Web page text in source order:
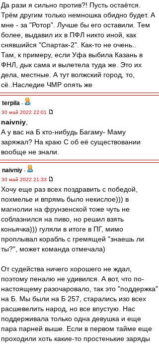
Да рази я сильно против?! Пусть остаётся.
Трём другим только немношка обидно будет. А
мне - за "Ротор". Лучше бы его оставили. Тем
более, выдавил их в ПФЛ никто иной, как
снявшийся "Спартак-2". Как-то не очень..
Там, к примеру, если Уфа выбила Казань в
ФНЛ, дык сама и вылетела туда же. Это их
дела, местные. А тут волжский город, то,
сё..Наследие ЧМР опять же
terpila -
30 май 2022 22:01
naivniy
А у вас на Б кто-нибудь Багаму- Маму
заряжал? На краю С об её существовании
вообще не знали.
naivniy -
30 май 2022 21:33
Хочу еще раз всех поздравить с победой,
похмелье и впрямь было некислое))) в
магнолии на фрунзенской тоже чуть не
соблазнился на пиво, но решил взять
коньячка))) гуляли в итоге в ПГ, мимо
проплывал корабль с гремящей "знаешь ли
ты?", может команда отмечала)
От судейства ничего хорошего не ждал,
поэтому пеналю не удивился. А вот, что по-
настоящему разочаровало, так это "поддержка"
на Б. Мы были на Б 257, старались изо всех
расшевелить народ, но все впустую. Нас
поддерживала только одна девушка и еще
пара парней выше. Если в первом тайме еще
проходили хоть какие-то простенькие заряды